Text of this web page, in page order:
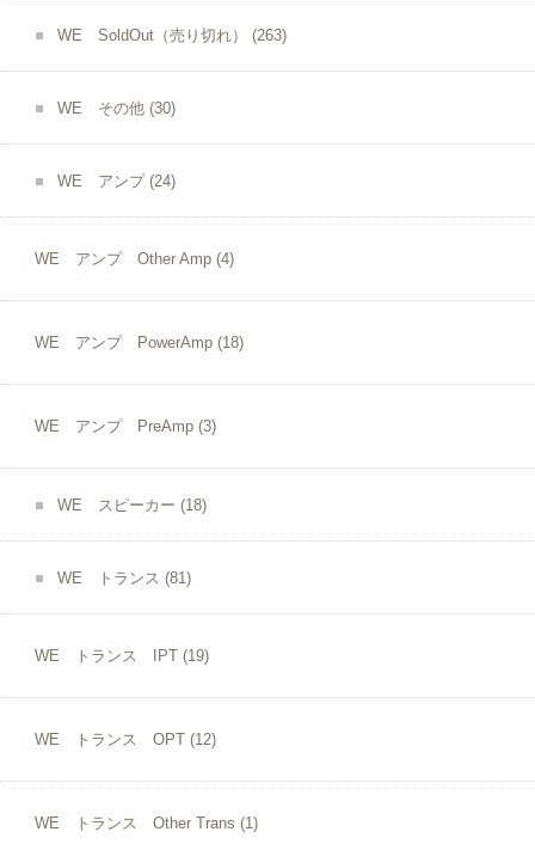
WE SoldOut（売り切れ） (263)
WE その他 (30)
WE アンプ (24)
WE アンプ Other Amp (4)
WE アンプ PowerAmp (18)
WE アンプ PreAmp (3)
WE スピーカー (18)
WE トランス (81)
WE トランス IPT (19)
WE トランス OPT (12)
WE トランス Other Trans (1)